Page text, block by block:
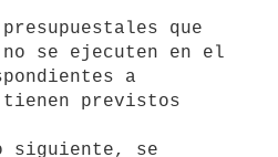
que
no se ejecuten en el
a
tienen previstos
siguiente, se